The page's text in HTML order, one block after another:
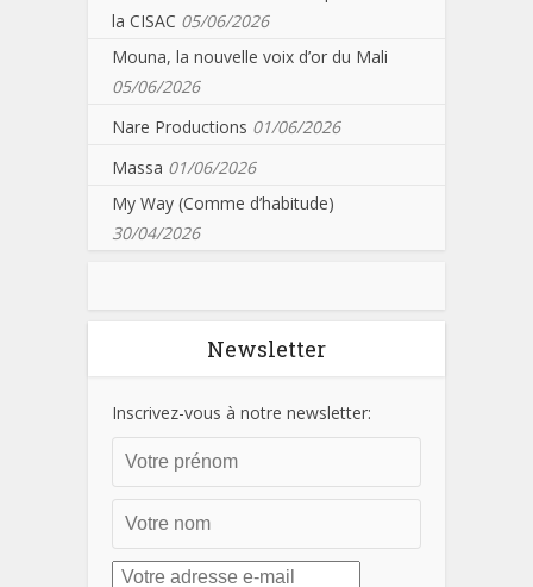
la CISAC 05/06/2026
Mouna, la nouvelle voix d’or du Mali
05/06/2026
Nare Productions 01/06/2026
Massa 01/06/2026
My Way (Comme d’habitude)
30/04/2026
Newsletter
Inscrivez-vous à notre newsletter: